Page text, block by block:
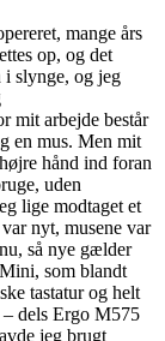
mange års
op, og det
i slynge, og jeg
mit arbejde består
en mus. Men mit
hånd ind foran
uden
lige modtaget et
nyt, musene var
så nye gælder
som blandt
tastatur og helt
– dels Ergo M575
jeg brugt